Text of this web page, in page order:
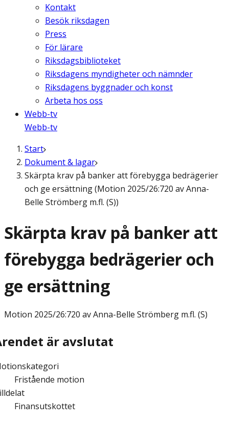
Kontakt
Besök riksdagen
Press
För lärare
Riksdagsbiblioteket
Riksdagens myndigheter och nämnder
Riksdagens byggnader och konst
Arbeta hos oss
Webb-tv
Webb-tv
Start
Dokument & lagar
Skärpta krav på banker att förebygga bedrägerier
och ge ersättning (Motion 2025/26:720 av Anna-
Belle Strömberg m.fl. (S))
Skärpta krav på banker att
förebygga bedrägerier och
ge ersättning
Motion 2025/26:720 av Anna-Belle Strömberg m.fl. (S)
är avslutat
Fristående motion
Finansutskottet